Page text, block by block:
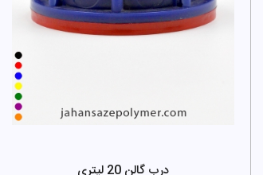
درب گالن 20 لیتری